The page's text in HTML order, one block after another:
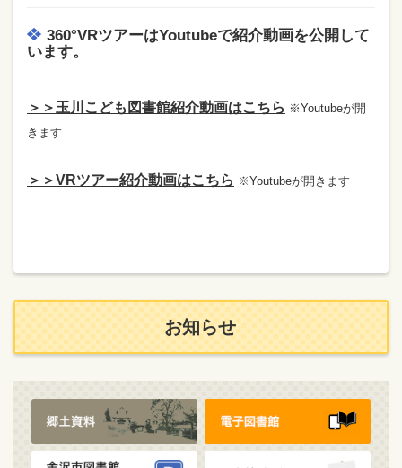
360°VRツアーはYoutubeで紹介動画を公開して
います。
＞＞玉川こども図書館紹介動画はこちら ※Youtubeが開
きます
＞＞VRツアー紹介動画はこちら ※Youtubeが開きます
お知らせ